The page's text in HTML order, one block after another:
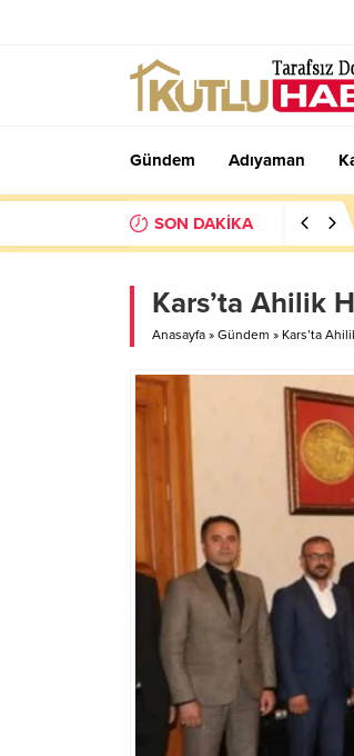
Gündem Adıyaman
SON DAKİKA
Kars’ta Ahilik
Anasayfa » Gündem » Kars’ta